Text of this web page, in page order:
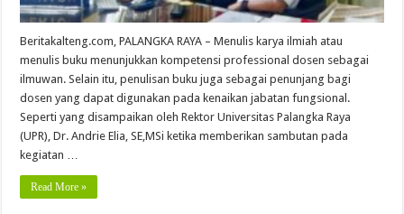
Beritakalteng.com, PALANGKA RAYA – Menulis karya ilmiah atau
menulis buku menunjukkan kompetensi professional dosen sebagai
ilmuwan. Selain itu, penulisan buku juga sebagai penunjang bagi
dosen yang dapat digunakan pada kenaikan jabatan fungsional.
Seperti yang disampaikan oleh Rektor Universitas Palangka Raya
(UPR), Dr. Andrie Elia, SE,MSi ketika memberikan sambutan pada
kegiatan …
Read More »